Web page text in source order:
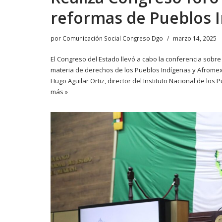
reformas de Pueblos
por Comunicación Social Congreso Dgo marzo 14, 2025
El Congreso del Estado llevó a cabo la conferencia
materia de derechos de los Pueblos Indígenas y
Hugo Aguilar Ortiz, director del Instituto Nacional de los
más »